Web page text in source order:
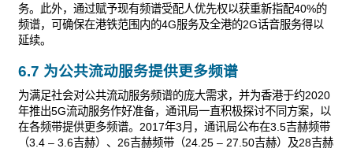
务。此外，通过赋予现有频谱受配人优先权以获重新指配40%的
频谱，可确保在港铁范围内的4G服务及全港的2G话音服务得以
延续。
6.7 为公共流动服务提供更多频谱
为满足社会对公共流动服务频谱的庞大需求，并为香港于约2020
年推出5G流动服务作好准备，通讯局一直积极探讨不同方案，以
在各频带提供更多频谱。2017年3月，通讯局公布在3.5吉赫频带
（3.4 – 3.6吉赫）、26吉赫频带（24.25 – 27.50吉赫）及28吉赫